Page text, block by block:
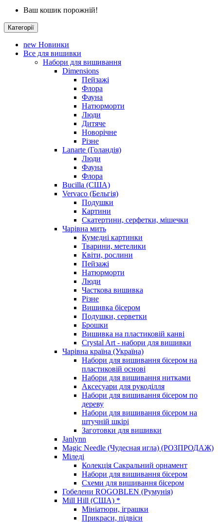
Ваш кошик порожній!
Категорії
new Новинки
Все для вишивки
Набори для вишивання
Dimensions
Пейзажі
Флора
Фауна
Натюрморти
Люди
Дитяче
Новорічне
Різне
Lanarte (Голандія)
Люди
Фауна
Флора
Bucilla (США)
Vervaco (Бельгія)
Подушки
Картини
Скатертини, серфетки, мішечки
Чарiвна мить
Кумедні картинки
Тварини, метелики
Квіти, рослини
Пейзажі
Натюрморти
Люди
Часткова вишивка
Різне
Вишивка бісером
Подушки, серветки
Брошки
Вишивка на пластиковій канві
Crystal Art - набори для вишивки
Чарівна країна (Україна)
Набори для вишивання бісером на
пластиковій основі
Набори для вишивання нитками
Аксесуари для рукоділля
Набори для вишивання бісером по
дереву
Набори для вишивання бісером на
штучній шкірі
Заготовки для вишивки
Janlynn
Magic Needle (Чудесная игла) (РОЗПРОДАЖ)
Міледі
Колекція Сакральний орнамент
Набори для вишивання бісером
Схеми для вишивання бісером
Гобелени ROGOBLEN (Румунія)
Mill Hill (США) *
Мініатюри, іграшки
Прикраси, підвіси